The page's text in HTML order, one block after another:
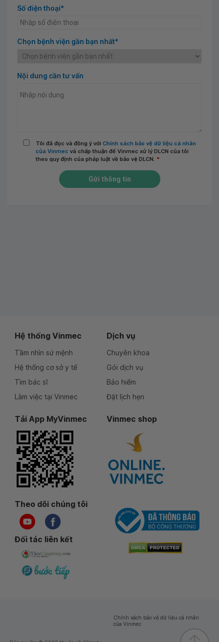
Số điện thoại*
Chọn bệnh viện gần bạn nhất*
Nội dung cần tư vấn
Tôi đã đọc và đồng ý với Chính sách bảo vệ dữ liệu cá nhân
của Vinmec và chấp thuận để Vinmec xử lý DLCN của tôi
theo quy định của pháp luật về bảo vệ DLCN. *
Gửi thông tin
Hệ thống Vinmec
Tầm nhìn sứ mệnh
Hệ thống cơ sở y tế
Tìm bác sĩ
Làm việc tại Vinmec
Dịch vụ
Chuyên khoa
Gói dịch vụ
Bảo hiểm
Đặt lịch hẹn
Tải App MyVinmec Vinmec shop
Theo dõi chúng tôi
Đối tác liên kết
Chính sách bảo vệ dữ liệu cá nhân
của Vinmec